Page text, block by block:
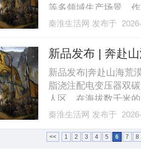
等多领域生产场景。
家，LINX领新依托长
域的可靠选择。工业
小.........
秦淮生活网 发布于
新品发布 | 奔赴
护新能源版图
新品发布|奔赴山海荒
脂浇注配电变压器双
人区，在海拔数千米
电站、一排排光伏板
障设备控制系统不间
秦淮生活网 发布于
<< 1 2 3 4 5 6 7 8